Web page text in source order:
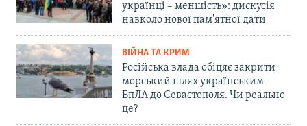
українці – меншість»: дискусія
навколо нової пам'ятної дати
ВІЙНА ТА КРИМ
Російська влада обіцяє закрити
морський шлях українським
БпЛА до Севастополя. Чи реально
це?